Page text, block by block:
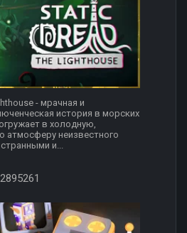
- мрачная и
история в морских
в холодную,
атмосферу неизвестного
и...